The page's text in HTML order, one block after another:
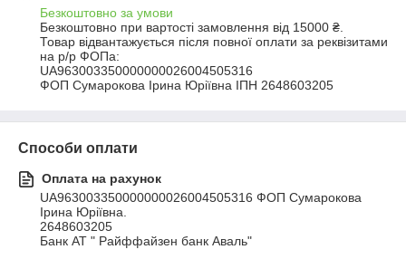
Безкоштовно за умови
Безкоштовно при вартості замовлення від 15000 ₴.
Товар відвантажується після повної оплати за реквізитами
на р/р ФОПа:
UA963003350000000026004505316
ФОП Сумарокова Ірина Юріївна ІПН 2648603205
Способи оплати
Оплата на рахунок
UA963003350000000026004505316 ФОП Сумарокова
Ірина Юріївна.
2648603205
Банк АТ " Райффайзен банк Аваль"